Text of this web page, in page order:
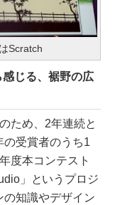
Scratch
じる、裾野の広
ため、2年連続と
の受賞者のうち1
度本コンテスト
」というプロジ
の知識やデザイン